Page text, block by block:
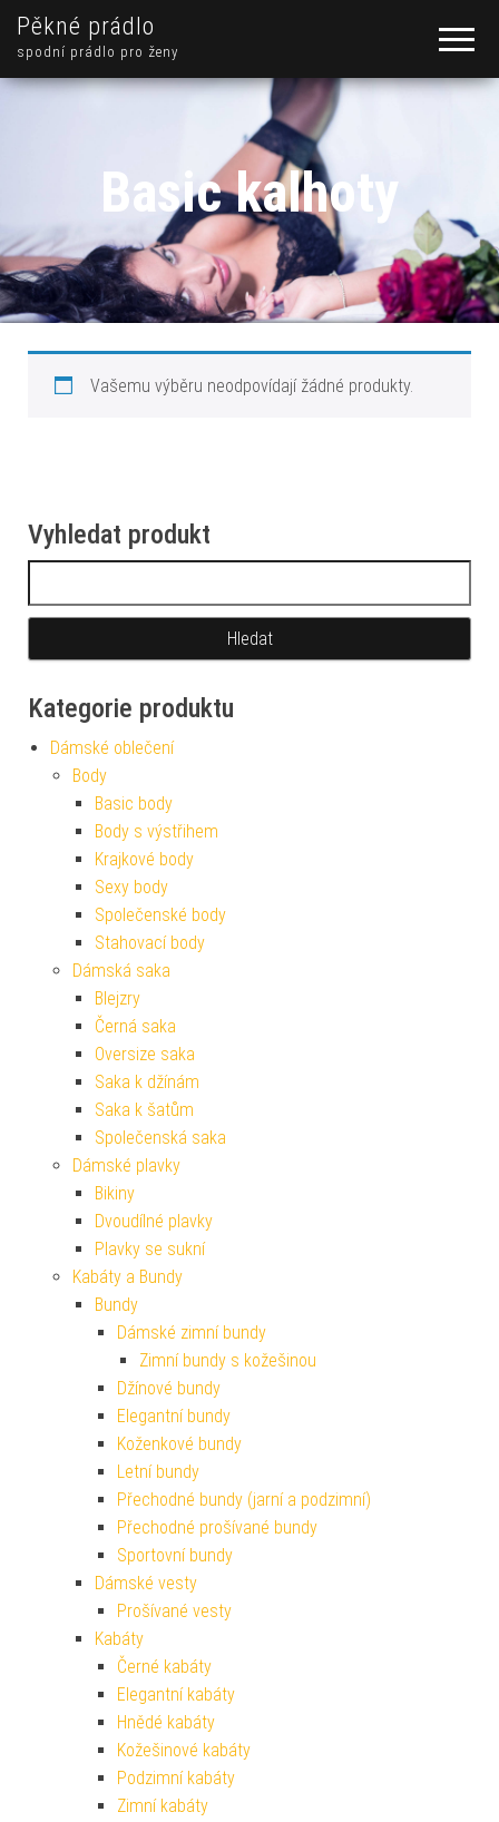
Pěkné prádlo
spodní prádlo pro ženy
Basic kalhoty
Vašemu výběru neodpovídají žádné produkty.
Vyhledat produkt
Kategorie produktu
Dámské oblečení
Body
Basic body
Body s výstřihem
Krajkové body
Sexy body
Společenské body
Stahovací body
Dámská saka
Blejzry
Černá saka
Oversize saka
Saka k džínám
Saka k šatům
Společenská saka
Dámské plavky
Bikiny
Dvoudílné plavky
Plavky se sukní
Kabáty a Bundy
Bundy
Dámské zimní bundy
Zimní bundy s kožešinou
Džínové bundy
Elegantní bundy
Koženkové bundy
Letní bundy
Přechodné bundy (jarní a podzimní)
Přechodné prošívané bundy
Sportovní bundy
Dámské vesty
Prošívané vesty
Kabáty
Černé kabáty
Elegantní kabáty
Hnědé kabáty
Kožešinové kabáty
Podzimní kabáty
Zimní kabáty